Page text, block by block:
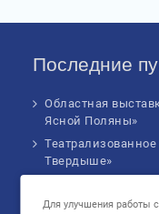
Последние
Областная
Ясной Поляны»
Твердыше»
форума
Для улучшения работы